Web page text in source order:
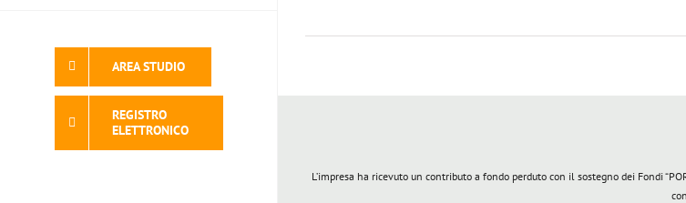
AREA STUDIO
REGISTRO
ELETTRONICO
L’impresa ha ricevuto un contributo a fondo perduto con il sostegno dei Fondi